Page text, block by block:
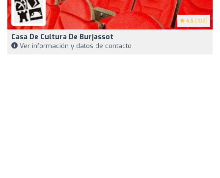
4.5 (108)
Casa De Cultura De Burjassot
Ver información y datos de contacto